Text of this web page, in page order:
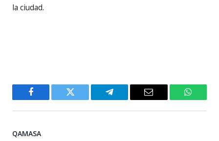
la ciudad.
Facebook Twitter Telegram Email
QAMASA